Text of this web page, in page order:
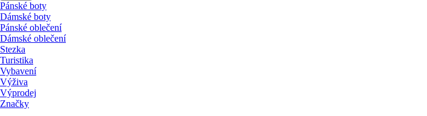
Pánské boty
Dámské boty
Pánské oblečení
Dámské oblečení
Stezka
Turistika
Vybavení
Výživa
Výprodej
Značky